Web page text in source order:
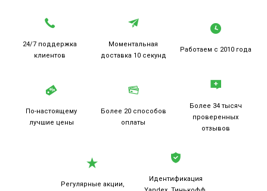
24/7 поддержка
клиентов
Моментальная
доставка 10 секунд
Работаем с 2010 года
По-настоящему
лучшие цены
Более 20 способов
оплаты
Более 34 тысяч
проверенных
отзывов
Регулярные акции,
Идентификация